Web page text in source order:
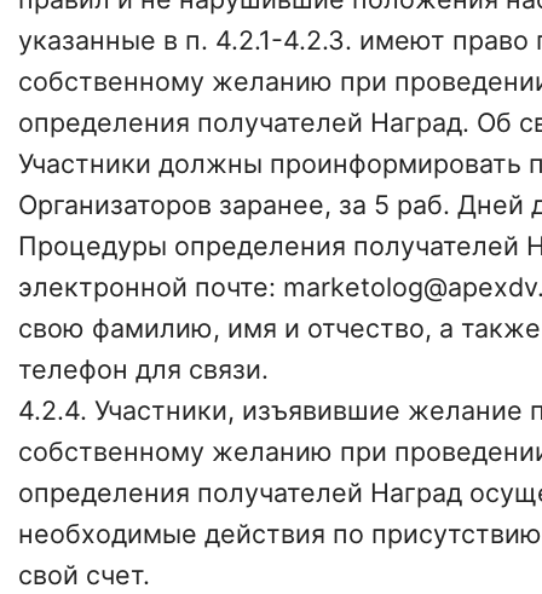
указанные в п. 4.2.1-4.2.3. имеют право
собственному желанию при
определения получателей Наград. Об
Участники должны проинформировать
Организаторов заранее, за 5 раб. Дней
Процедуры определения получателей
электронной почте:
свою фамилию, имя и отчество, а
телефон для связи.
4.2.4. Участники, изъявившие желание
собственному желанию при
определения получателей Наград
необходимые действия по
свой счет.